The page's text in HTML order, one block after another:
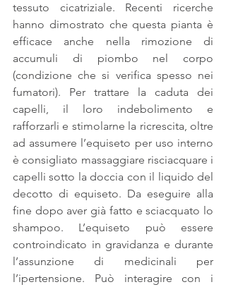
tessuto cicatriziale. Recenti ricerche
hanno dimostrato che questa pianta è
efficace anche nella rimozione di
accumuli di piombo nel corpo
(condizione che si verifica spesso nei
fumatori). Per trattare la caduta dei
capelli, il loro indebolimento e
rafforzarli e stimolarne la ricrescita, oltre
ad assumere l’equiseto per uso interno
è consigliato massaggiare risciacquare i
capelli sotto la doccia con il liquido del
decotto di equiseto. Da eseguire alla
fine dopo aver già fatto e sciacquato lo
shampoo. L’equiseto può essere
controindicato in gravidanza e durante
l’assunzione di medicinali per
l’ipertensione. Può interagire con i